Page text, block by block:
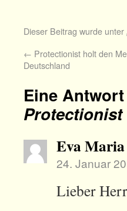
Dieser Beitrag wurde unter
← Protectionist holt den
Deutschland
Eine
Protectionist
Eva
24. Januar
Lieber